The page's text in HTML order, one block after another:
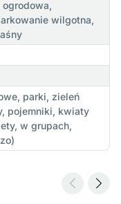
wilgotna,
parki, zieleń
pojemniki, kwiaty
w grupach,